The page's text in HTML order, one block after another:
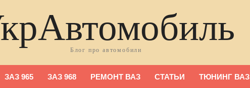
Блог про автомобили
ЗАЗ 965 ЗАЗ 968 РЕМОНТ ВАЗ СТАТЬИ ТЮНИНГ ВАЗ